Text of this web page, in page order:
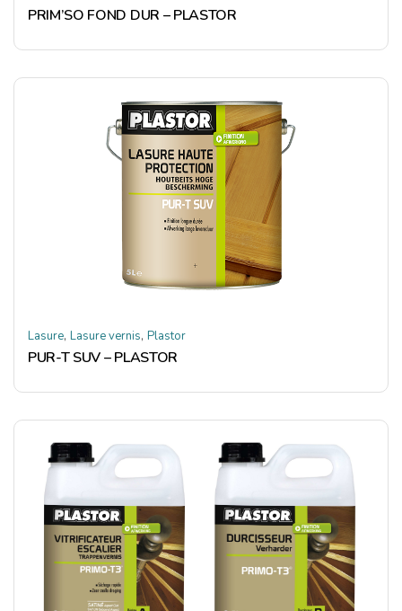
PRIM’SO FOND DUR – PLASTOR
Lasure, Lasure vernis, Plastor
PUR-T SUV – PLASTOR